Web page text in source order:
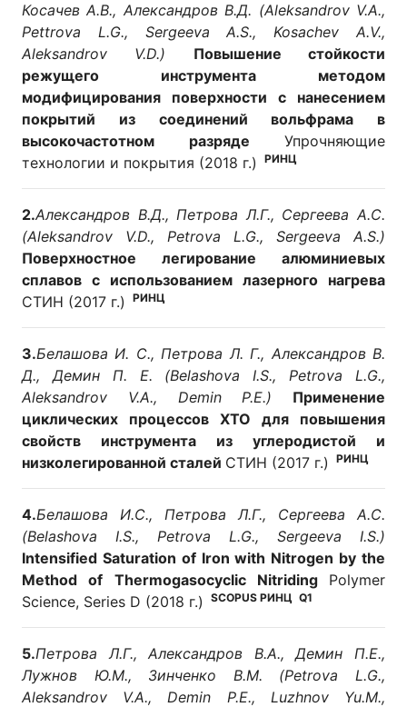
Косачев А.В., Александров В.Д. (Aleksandrov V.A.,
Pettrova L.G., Sergeeva A.S., Kosachev A.V.,
Aleksandrov V.D.) Повышение стойкости
режущего инструмента методом
модифицирования поверхности с нанесением
покрытий из соединений вольфрама в
высокочастотном разряде Упрочняющие
технологии и покрытия (2018 г.)
РИНЦ
2.Александров В.Д., Петрова Л.Г., Сергеева А.С.
(Aleksandrov V.D., Petrova L.G., Sergeeva A.S.)
Поверхностное легирование алюминиевых
сплавов с использованием лазерного нагрева
СТИН (2017 г.)
РИНЦ
3.Белашова И. С., Петрова Л. Г., Александров В.
Д., Демин П. Е. (Belashova I.S., Petrova L.G.,
Aleksandrov V.A., Demin P.E.) Применение
циклических процессов ХТО для повышения
свойств инструмента из углеродистой и
низколегированной сталей СТИН (2017 г.) РИНЦ
4.Белашова И.С., Петрова Л.Г., Сергеева А.С.
(Belashova I.S., Petrova L.G., Sergeeva I.S.)
Intensified Saturation of Iron with Nitrogen by the
Method of Thermogasocyclic Nitriding Polymer
Science, Series D (2018 г.)
SCOPUS РИНЦ Q1
5.Петрова Л.Г., Александров В.А., Демин П.Е.,
Лужнов Ю.М., Зинченко В.М. (Petrova L.G.,
Aleksandrov V.A., Demin P.E., Luzhnov Yu.M.,